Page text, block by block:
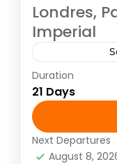
Londres,
Imperial
E4057
Europa,
Europa
1 Person
Duration
21 Days
Next Departures
August 8,